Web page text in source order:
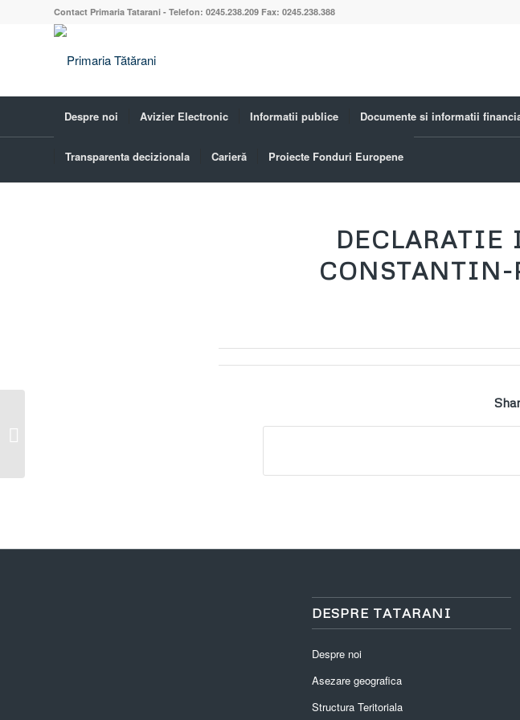
Contact Primaria Tatarani - Telefon: 0245.238.209 Fax: 0245.238.388
Despre noi Avizier Electronic Informatii publice Documente si informatii
Transparenta decizionala Carieră Proiecte Fonduri Europene
Blog - Ultimele știri
DECLARATIE
DESPRE TATARANI
Despre noi
Asezare geografica
Structura Teritoriala